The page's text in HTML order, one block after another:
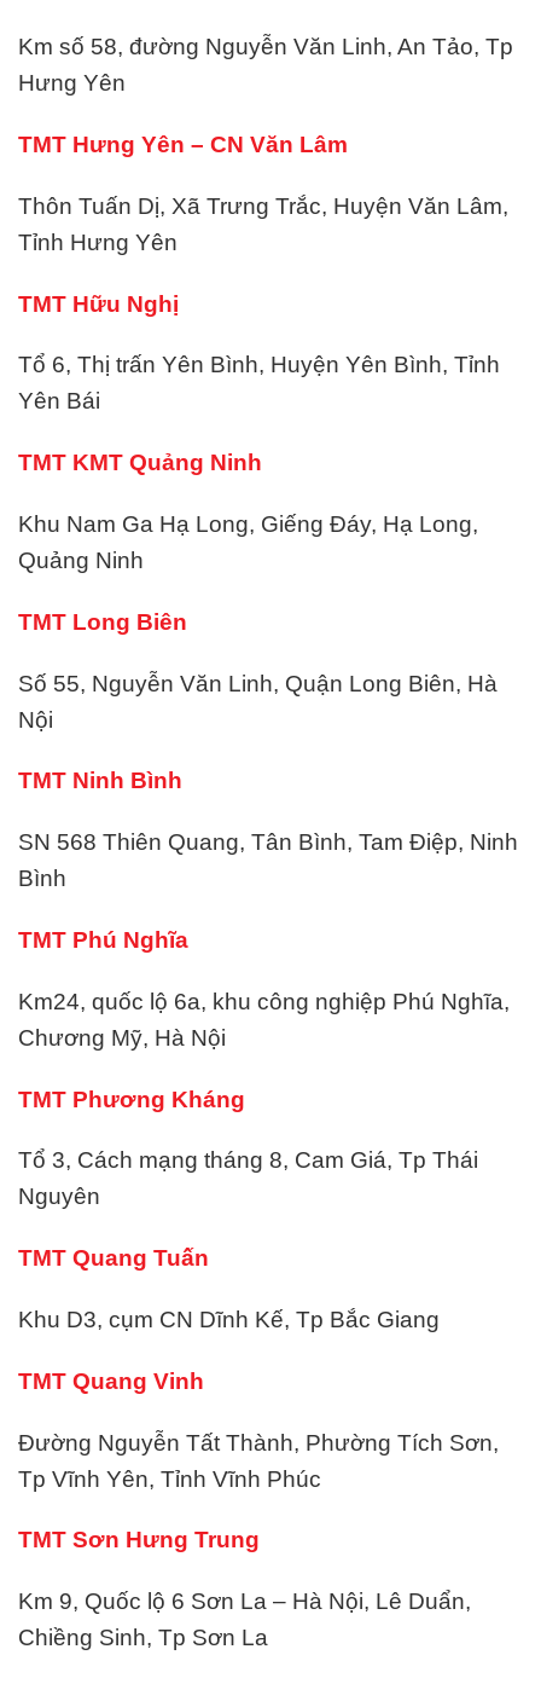
Km số 58, đường Nguyễn Văn Linh, An Tảo, Tp
Hưng Yên
TMT Hưng Yên – CN Văn Lâm
Thôn Tuấn Dị, Xã Trưng Trắc, Huyện Văn Lâm,
Tỉnh Hưng Yên
TMT Hữu Nghị
Tổ 6, Thị trấn Yên Bình, Huyện Yên Bình, Tỉnh
Yên Bái
TMT KMT Quảng Ninh
Khu Nam Ga Hạ Long, Giếng Đáy, Hạ Long,
Quảng Ninh
TMT Long Biên
Số 55, Nguyễn Văn Linh, Quận Long Biên, Hà
Nội
TMT Ninh Bình
SN 568 Thiên Quang, Tân Bình, Tam Điệp, Ninh
Bình
TMT Phú Nghĩa
Km24, quốc lộ 6a, khu công nghiệp Phú Nghĩa,
Chương Mỹ, Hà Nội
TMT Phương Kháng
Tổ 3, Cách mạng tháng 8, Cam Giá, Tp Thái
Nguyên
TMT Quang Tuấn
Khu D3, cụm CN Dĩnh Kế, Tp Bắc Giang
TMT Quang Vinh
Đường Nguyễn Tất Thành, Phường Tích Sơn,
Tp Vĩnh Yên, Tỉnh Vĩnh Phúc
TMT Sơn Hưng Trung
Km 9, Quốc lộ 6 Sơn La – Hà Nội, Lê Duẩn,
Chiềng Sinh, Tp Sơn La